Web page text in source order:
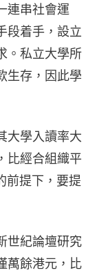
連串社會運
段着手，設立
。私立大學所
生存，因此學
大學入讀率大
比經合組織平
前提下，要提
世紀論壇研究
萬餘港元，比